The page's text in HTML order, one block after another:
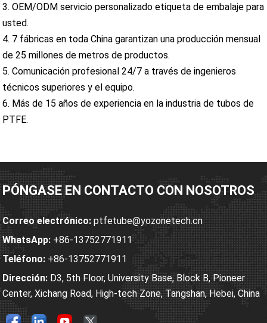
3. OEM/ODM servicio personalizado etiqueta de embalaje para
usted.
4. 7 fábricas en toda China garantizan una producción mensual
de 25 millones de metros de productos.
5. Comunicación profesional 24/7 a través de ingenieros
técnicos superiores y el equipo.
6. Más de 15 años de experiencia en la industria de tubos de
PTFE.
PÓNGASE EN CONTACTO CON NOSOTROS
Correo electrónico: ptfetube@yozonetech.cn
WhatsApp: +86-13752771911
Teléfono: +86-13752771911
Dirección: D3, 5th Floor, University Base, Block B, Pioneer
Center, Xichang Road, High-tech Zone, Tangshan, Hebei, China